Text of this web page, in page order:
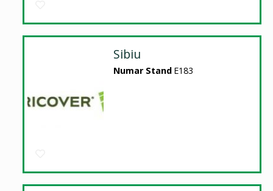
Sibiu
Numar Stand E183